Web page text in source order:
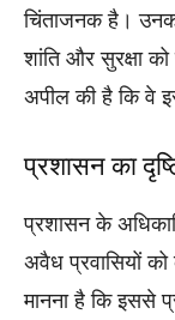
चिंताजनक है।
शांति और सुरक्षा
अपील की है कि वे
प्रशासन का
प्रशासन के
अवैध प्रवासियों
मानना है कि इससे